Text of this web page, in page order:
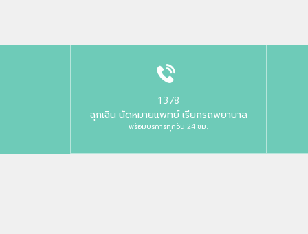
1378
ฉุกเฉิน นัดหมายแพทย์ เรียกรถพยาบาล
พร้อมบริการทุกวัน 24 ชม.